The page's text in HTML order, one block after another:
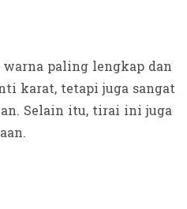
paling lengkap dan
karat, tetapi juga sangat
Selain itu, tirai ini juga